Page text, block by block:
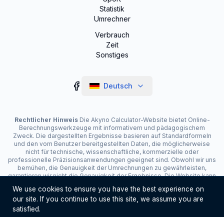
Statistik
Umrechner
Verbrauch
Zeit
Sonstiges
Deutsch
Rechtlicher Hinweis Die Akyno Calculator-Website bietet Online-
Berechnungswerkzeuge mit informativem und pädagogischem
Zweck. Die dargestellten Ergebnisse basieren auf Standardformeln
und den vom Benutzer bereitgestellten Daten, die möglicherweise
nicht für technische, wissenschaftliche, kommerzielle oder
professionelle Präzisionsanwendungen geeignet sind. Obwohl wir uns
bemühen, die Genauigkeit der Umrechnungen zu gewährleisten,
garantieren wir nicht die Genauigkeit der Ergebnisse. Die Website kann
Dienstes beitragen. Die Nutzung der Werkzeuge liegt in der
Verantwortung des Benutzers. Für kritische Entscheidungen
We use cookies to ensure you have the best experience on
our site. If you continue to use this site, we assume you are
satisfied.